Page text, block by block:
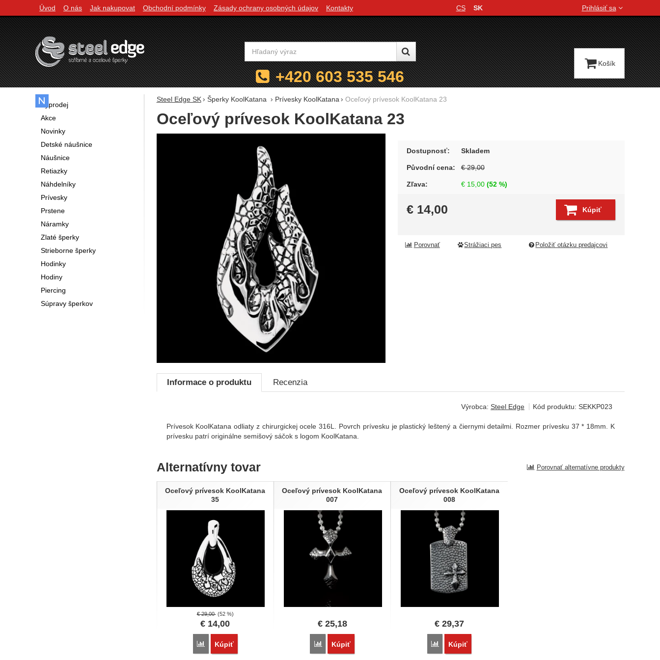
Steel Edge SK Šperky KoolKatana Prívesky KoolKatana Oceľový prívesok KoolKatana 23
Oceľový prívesok KoolKatana 23
Dostupnosť: Skladem
Původní cena: €29,00
Zľava: €15,00 (52%)
€ 14,00 Kúpiť
Porovnať Strážiaci pes Položiť otázku predajcovi
Informace o produktu Recenzia
Výrobca: Steel Edge Kód produktu: SEKKP023
Prívesok KoolKatana odliaty z chirurgickej ocele 316L. Povrch prívesku je plastický leštený a čiernymi detailmi. Rozmer prívesku 37 * 18mm. K
prívesku patrí originálne semišový sáčok s logom KoolKatana.
Alternatívny tovar Porovnať alternatívne produkty
Oceľový prívesok KoolKatana
35
€29,00 (52 %)
€ 14,00
Porovnať
Kúpiť
Oceľový prívesok KoolKatana
007
€25,18
Porovnať
Kúpiť
Oceľový prívesok KoolKatana
008
€29,37
Porovnať
Kúpiť
Výprodej
Akce
Novinky
Detské náušnice
Náušnice
Retiazky
Náhdelníky
Prívesky
Prstene
Náramky
Zlaté šperky
Strieborne šperky
Hodinky
Hodiny
Piercing
Súpravy šperkov
Navigácia
Úvod O nás Jak nakupovat Obchodní podmínky Zásady ochrany osobných údajov Kontakty
Jazyková verzia
CS SK Prihlásiť sa
Vyhľadávanie
+420 603 535 546
Košík